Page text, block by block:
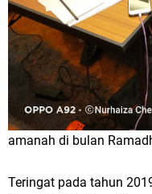
amanah di bulan
Teringat pada tahun